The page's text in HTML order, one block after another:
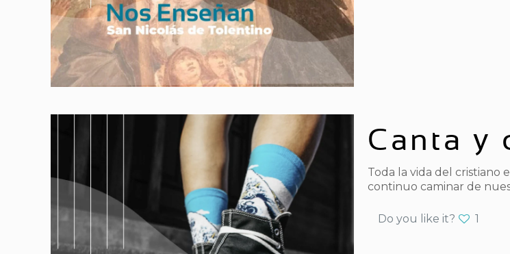
Canta y
Toda la vida del cristiano
continuo caminar de
Do you like it? 1